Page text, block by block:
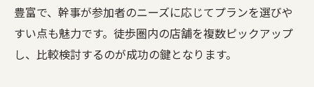
豊富で、幹事が参加者のニーズに応じてプランを選びや
すい点も魅力です。徒歩圏内の店舗を複数ピックアップ
し、比較検討するのが成功の鍵となります。